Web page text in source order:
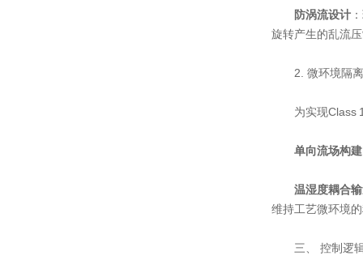
防涡流设计
旋转产生的乱流
2. 微环境隔离
为实现Class
单向流场构建
温湿度耦合
维持工艺微环境
三、 控制逻辑